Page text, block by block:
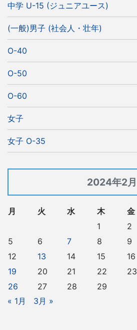
中学 U-15 (ジュニアユース)
(一般)男子 (社会人・壮年)
O-40
O-50
O-60
女子
女子 O-35
2024年2月
月 火 水 木 金
1
2
5
6 7 8 9
12
13 14 15 16
19
20 21 22 23
26
27 28
29
« 1月
3月 »